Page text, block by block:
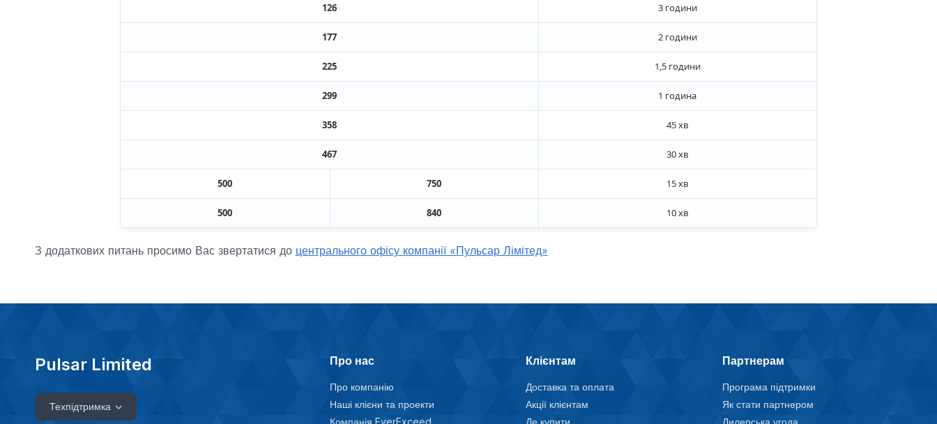
126 3 години
177 2 години
225 1,5 години
299 1 година
358 45 хв
467 30 хв
500 750 15 хв
500 840 10 хв
З додаткових питань просимо Вас звертатися до центрального офісу компанії «Пульсар Лімітед»
Pulsar Limited
Техпідтримка
Про нас
Про компанію
Наші клієни та проекти
Клієнтам
Доставка та оплата
Акції клієнтам
Партнерам
Програма підтримки
Як стати партнером